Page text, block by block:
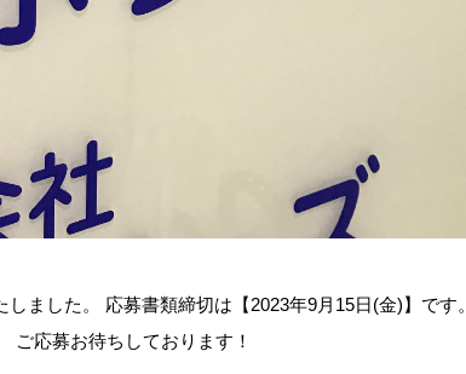
ました。 応募書類締切は【2023年9月15日(金)】です。
ご応募お待ちしております！